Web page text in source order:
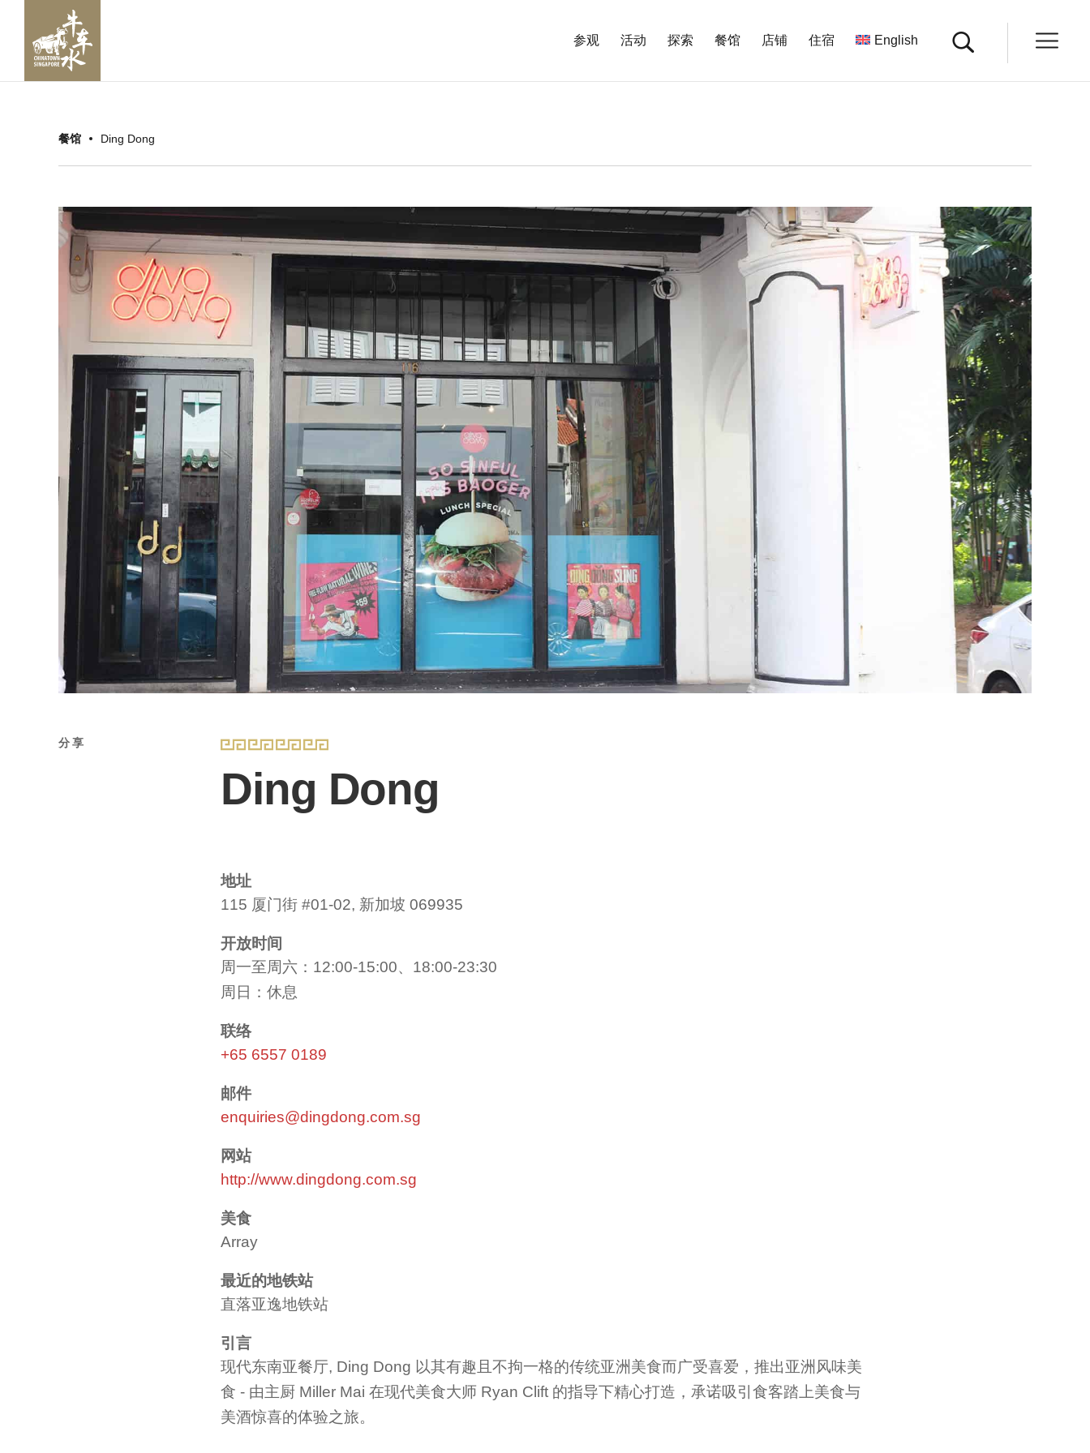
参观 活动 探索 餐馆 店铺 住宿 English
餐馆 Ding Dong
Ding Dong
地址
115 厦门街 #01-02, 新加坡 069935
开放时间
周一至周六：12:00-15:00、18:00-23:30
周日：休息
联络
+65 6557 0189
邮件
enquiries@dingdong.com.sg
网站
http://www.dingdong.com.sg
美食
Array
最近的地铁站
直落亚逸地铁站
引言
现代东南亚餐厅, Ding Dong 以其有趣且不拘一格的传统亚洲美食而广受喜爱，推出亚洲风味美
食 - 由主厨 Miller Mai 在现代美食大师 Ryan Clift 的指导下精心打造，承诺吸引食客踏上美食与
美酒惊喜的体验之旅。
分享